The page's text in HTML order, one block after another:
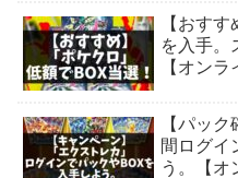
【おす
を入手。
【オンラ
【パッ
間ログイ
う。【オ